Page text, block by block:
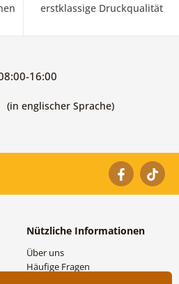
erstklassige Druckqualität
16:00
(in englischer Sprache)
Nützliche Informationen
Über uns
Häufige Fragen